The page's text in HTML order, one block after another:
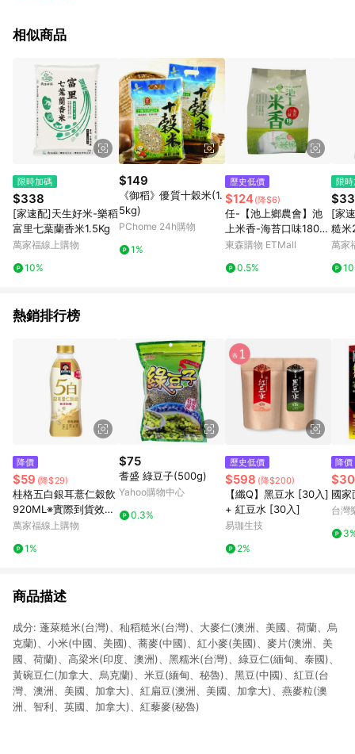
錄，相關問題請於保留時間內聯絡客服中心，並由康達盛通生活
提供簡單、快速、輕鬆的購物流程及體驗，將不定期推出精選、
話題性或期間限定商品來滿足您的喜好。
相似商品
限時加碼
$338
[家速配]天生好米-樂稻
富里七葉蘭香米1.5Kg
萬家福線上購物
10%
$149
《御稻》優質十穀米(1.
5kg)
PChome 24h購物
1%
歷史低價
$124(降$6)
任-【池上鄉農會】池
上米香-海苔口味180公
克(18小袋)/包
東森購物 ETMall
0.5%
限
[家
糙
萬家
熱銷排行榜
降價
$59 (降$29)
桂格五白銀耳薏仁穀飲
920ML※實際到貨效期
約4天以上
萬家福線上購物
1%
$75
耆盛 綠豆子(500g)
Yahoo購物中心
0.3%
歷史低價
$598 (降$200)
【纖Q】黑豆水 [30入]
+ 紅豆水 [30入]
易珈生技
2%
降價
國家
台灣
商品描述
成分: 蓬萊糙米(台灣)、秈稻糙米(台灣)、大麥仁(澳洲、美國、荷蘭、烏
克蘭)、小米(中國、美國)、蕎麥(中國)、紅小麥(美國)、麥片(澳洲、美
國、荷蘭)、高梁米(印度、澳洲)、黑糯米(台灣)、綠豆仁(緬甸、泰國)、
黃碗豆仁(加拿大、烏克蘭)、米豆(緬甸、秘魯)、黑豆(中國)、紅豆(台
灣、澳洲、美國、加拿大)、紅扁豆(澳洲、美國、加拿大)、燕麥粒(澳
洲、智利、英國、加拿大)、紅藜麥(秘魯)